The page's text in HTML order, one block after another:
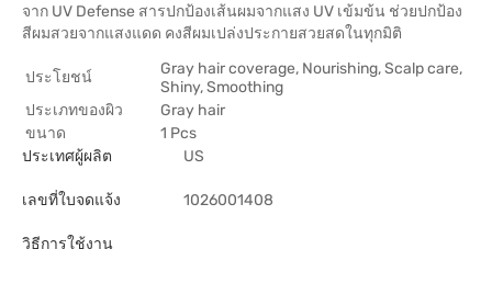
จาก UV Defense สารปกป้องเส้นผมจากแสง UV เข้มข้น ช่วยปกป้อง
สีผมสวยจากแสงแดด คงสีผมเปล่งประกายสวยสดในทุกมิติ
ประโยชน์
Gray hair coverage, Nourishing, Scalp care,
Shiny, Smoothing
ประเภทของผิว
Gray hair
ขนาด
1 Pcs
ประเทศผู้ผลิต
US
เลขที่ใบจดแจ้ง 1026001408
วิธีการใช้งาน